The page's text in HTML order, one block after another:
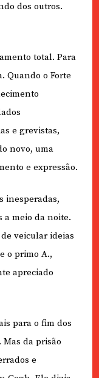
dos outros.
total. Para
Quando o Forte
e grevistas,
novo, uma
e expressão.
inesperadas,
a meio da noite.
veicular ideias
o primo A.,
apreciado
para o fim dos
da prisão
e